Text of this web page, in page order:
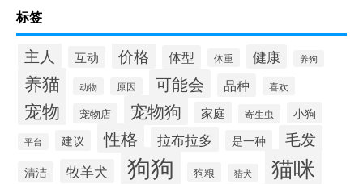
标签
主人 互动 价格 体型 体重 健康 养狗
养猫 动物 原因 可能会 品种 喜欢
宠物 宠物店 宠物狗 家庭 寄生虫 小狗
平台 建议 性格 拉布拉多 是一种 毛发
清洁 牧羊犬 狗狗 狗粮 猎犬 猫咪